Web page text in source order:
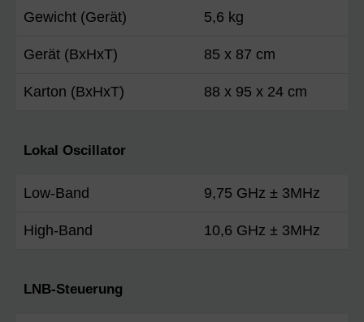
Gewicht (Gerät) 5,6 kg
Gerät (BxHxT) 85 x 87 cm
Karton (BxHxT) 88 x 95 x 24 cm
Lokal Oscillator
Low-Band 9,75 GHz ± 3MHz
High-Band 10,6 GHz ± 3MHz
LNB-Steuerung